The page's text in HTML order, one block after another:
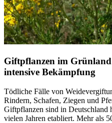
Giftpflanzen im
intensive Bekämpfung
Tödliche Fälle von
Rindern, Schafen, Ziegen und
Giftpflanzen sind in Deutschland
vielen Jahren etabliert. Mehr als